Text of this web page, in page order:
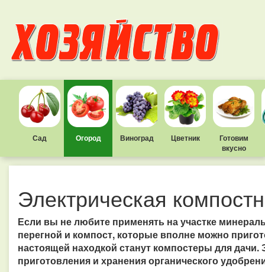
Сад Огород Виноград Цветник
Готовим
вкусно
Электрическая
Если вы не любите применять на участке
перегной и компост, которые вполне можно
настоящей находкой станут компостеры для
приготовления и хранения органического